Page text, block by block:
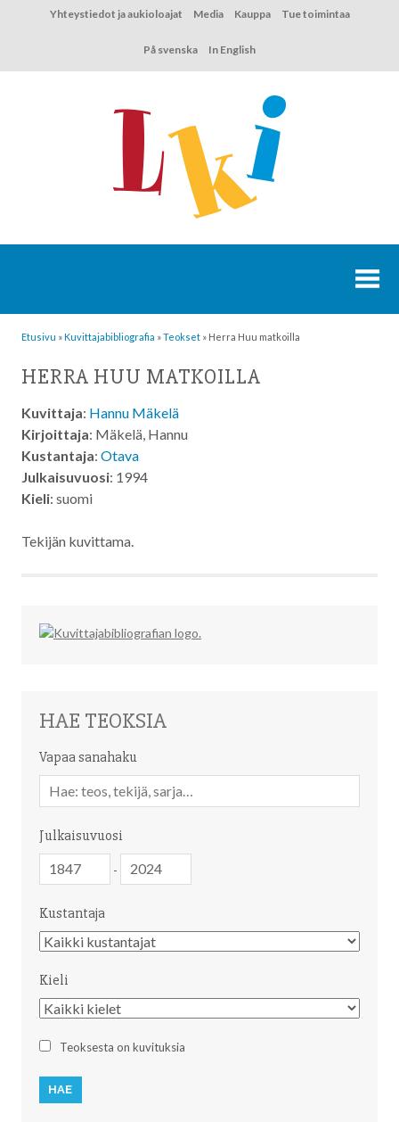
Yhteystiedot ja aukioloajat Media Kauppa Tue toimintaa
På svenska In English
Etusivu »Kuvittaja­bibliografia »Teokset » Herra Huu matkoilla
HERRA HUU MATKOILLA
Kuvittaja: Hannu Mäkelä
Kirjoittaja: Mäkelä, Hannu
Kustantaja: Otava
Julkaisuvuosi: 1994
Kieli: suomi
Tekijän kuvittama.
HAE TEOKSIA
Vapaa sanahaku
sanahaku
Julkaisuvuosi
-
Kustantaja
Kustantaja
Kieli
Kieli
Teoksesta on kuvituksia